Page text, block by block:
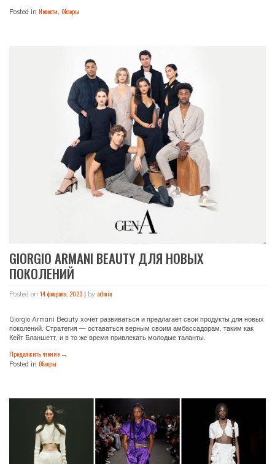
Posted in Новости, Обзоры
GIORGIO ARMANI BEAUTY ДЛЯ НОВЫХ
ПОКОЛЕНИЙ
Posted on 14 февраля, 2023 | by admin
Giorgio Armani Beauty хочет развиваться и предлагает свои продукты для новых
поколений. Стратегия — оставаться верным своим амбассадорам, таким как
Кейт Бланшетт, и в то же время привлекать молодые таланты.
Продолжить чтение →
Posted in Обзоры